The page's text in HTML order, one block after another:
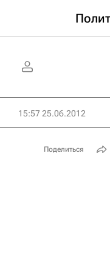
15:57 25.06.2012
Поделиться